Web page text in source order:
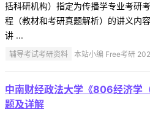
括科研机构）指定为传播学专业考研
程（教材和考研真题解析）的讲义内
讲 ...
辅导考试考研资料 本站小编 Free考研
中南财经政法大学《806经济学
题及详解